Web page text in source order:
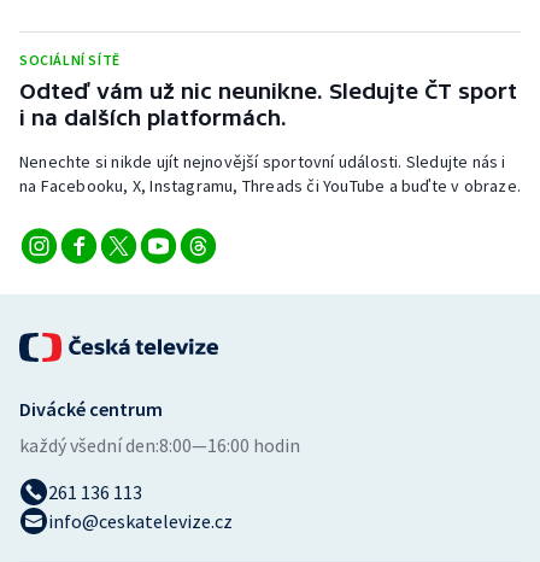
SOCIÁLNÍ SÍTĚ
Odteď vám už nic neunikne. Sledujte ČT sport
i na dalších platformách.
Nenechte si nikde ujít nejnovější sportovní události. Sledujte nás i
na Facebooku, X, Instagramu, Threads či YouTube a buďte v obraze.
Divácké centrum
každý všední den:8:00—16:00 hodin
261 136 113
info@ceskatelevize.cz